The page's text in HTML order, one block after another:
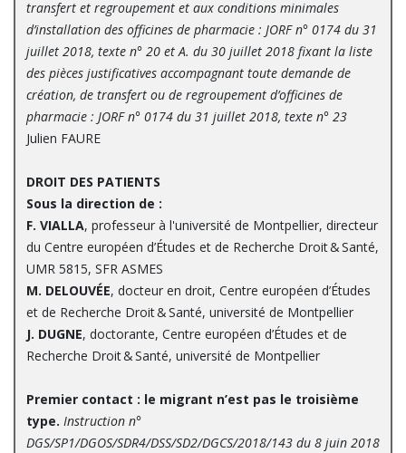
transfert et regroupement et aux conditions minimales
d’installation des officines de pharmacie : JORF n° 0174 du 31
juillet 2018, texte n° 20 et A. du 30 juillet 2018 fixant la liste
des pièces justificatives accompagnant toute demande de
création, de transfert ou de regroupement d’officines de
pharmacie : JORF n° 0174 du 31 juillet 2018, texte n° 23
Julien FAURE
DROIT DES PATIENTS
Sous la direction de :
F. VIALLA, professeur à l'université de Montpellier, directeur
du Centre européen d’Études et de Recherche Droit & Santé,
UMR 5815, SFR ASMES
M. DELOUVÉE, docteur en droit, Centre européen d’Études
et de Recherche Droit & Santé, université de Montpellier
J. DUGNE, doctorante, Centre européen d’Études et de
Recherche Droit & Santé, université de Montpellier
Premier contact : le migrant n’est pas le troisième
type. Instruction n°
DGS/SP1/DGOS/SDR4/DSS/SD2/DGCS/2018/143 du 8 juin 2018